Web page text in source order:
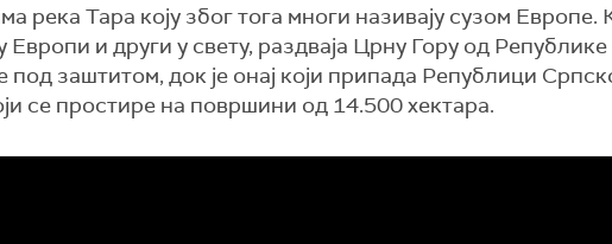
река Тара коју због тога многи називају сузом
Европи и други у свету, раздваја Црну Гору од
заштитом, док је онај који припада Републици
се простире на површини од 14.500 хектара.